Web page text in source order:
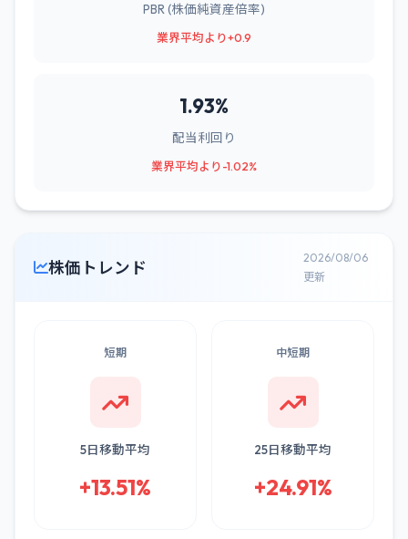
PBR (株価純資産倍率)
業界平均より+0.9
1.93%
配当利回り
業界平均より-1.02%
株価トレンド
2026/08/06
更新
短期
5日移動平均
+13.51%
中短期
25日移動平均
+24.91%